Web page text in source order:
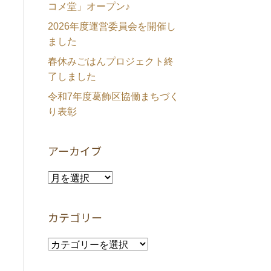
コメ堂」オープン♪
2026年度運営委員会を開催し
ました
春休みごはんプロジェクト終
了しました
令和7年度葛飾区協働まちづく
り表彰
アーカイブ
ア
イ
ブ
カテゴリー
カ